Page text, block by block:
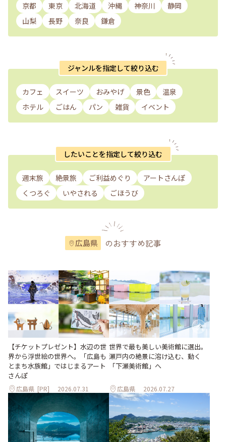
京都 東京 北海道 沖縄 神奈川
静岡
山梨
長野 奈良 鎌倉
ジャンルを指定して絞り込む
カフェ スイーツ おみやげ 景色
温泉
ホテル
ごはん パン 雑貨 イベント
したいことを指定して絞り込む
週末旅 絶景旅 ご利益めぐり
アートさんぽ
くつろぐ
いやされる ごほうび
広島県 のおすすめ記事
【チケットプレゼント】水辺の世
界から浮世絵の世界へ。「広島も
とまち水族館」ではじまるアート
さんぽ
広島県 [PR] 2026.07.31
世界で最も美しい美術館に選出。
瀬戸内の絶景に溶け込む、動く
「下瀬美術館」へ
広島県 2026.07.27